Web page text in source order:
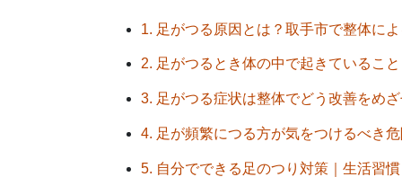
1. 足がつる原因とは？取手市で整体に
2. 足がつるとき体の中で起きているこ
3. 足がつる症状は整体でどう改善をめ
4. 足が頻繁につる方が気をつけるべき
5. 自分でできる足のつり対策｜生活習